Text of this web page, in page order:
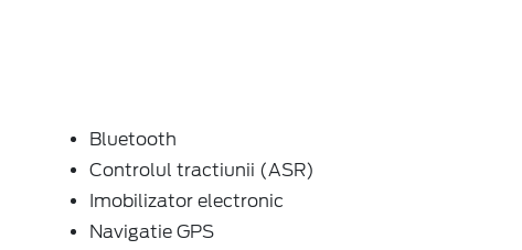
Bluetooth
Controlul tractiunii (ASR)
Imobilizator electronic
Navigatie GPS